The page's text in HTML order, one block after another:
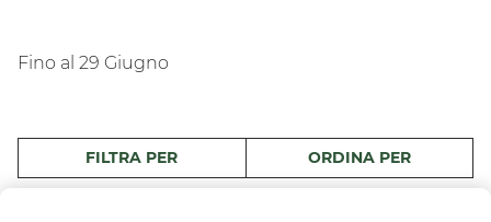
Fino al 29 Giugno
FILTRA PER ORDINA PER